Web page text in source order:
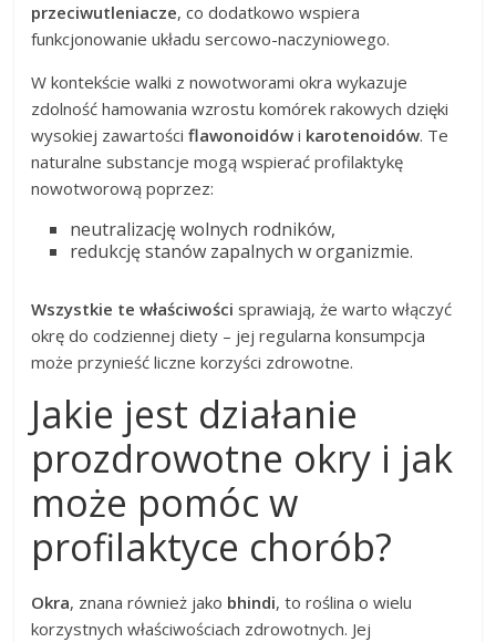
przeciwutleniacze, co dodatkowo wspiera
funkcjonowanie układu sercowo-naczyniowego.
W kontekście walki z nowotworami okra wykazuje
zdolność hamowania wzrostu komórek rakowych dzięki
wysokiej zawartościflawonoidów i karotenoidów. Te
naturalne substancje mogą wspierać profilaktykę
nowotworową poprzez:
neutralizację wolnych rodników,
redukcję stanów zapalnych w organizmie.
Wszystkie te właściwości sprawiają, że warto włączyć
okrę do codziennej diety – jej regularna konsumpcja
może przynieść liczne korzyści zdrowotne.
Jakie jest działanie
prozdrowotne okry i jak
może pomóc w
profilaktyce chorób?
Okra, znana również jako bhindi, to roślina o wielu
korzystnych właściwościach zdrowotnych. Jej